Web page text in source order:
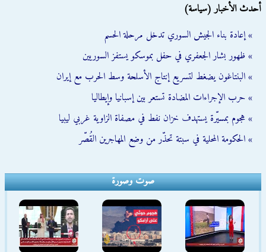
أحدث الأخبار (سياسة)
» إعادة بناء الجيش السوري تدخل مرحلة الحسم
» ظهور بشار الجعفري في حفل بموسكو يستفز السوريين
» البنتاغون يضغط لتسريع إنتاج الأسلحة وسط الحرب مع إيران
» حرب الإجراءات المضادة تستعر بين إسبانيا وإيطاليا
» هجوم بمسيّرة يستهدف خزان نفط في مصفاة الزاوية غربي ليبيا
» الحكومة المحلية في سبتة تحذّر من وضع المهاجرين القُصّر
صوت وصورة